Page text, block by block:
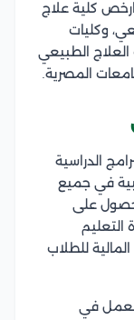
كلية علاج
وكليات
الطبيعي
المصرية.
الدراسية
في جميع
على
التعليم
للطلاب
في